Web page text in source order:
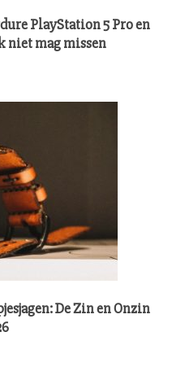
PlayStation 5 Pro en
niet mag missen
De Zin en Onzin